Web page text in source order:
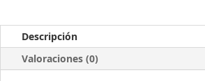
cantidad
Descripción
Valoraciones (0)